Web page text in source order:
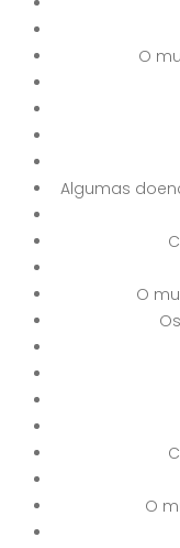
O
Algumas
O
O